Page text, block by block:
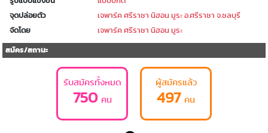
จุดปล่อยตัว
เจพาร์ค ศรีราชา นิฮอน มูระ อ.ศรีราชา จ.ชลบุรี
จัดโดย
เจพาร์ค ศรีราชา นิฮอน มูระ
สมัคร/สถานะ
รับสมัครทั้งหมด
750 คน
ผู้สมัครแล้ว
497 คน